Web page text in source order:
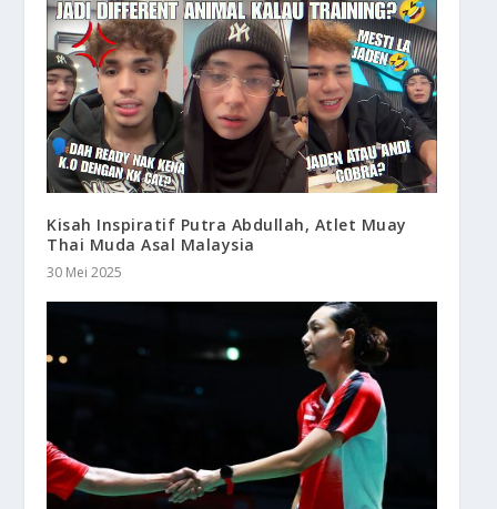
Kisah Inspiratif Putra Abdullah, Atlet Muay
Thai Muda Asal Malaysia
30 Mei 2025